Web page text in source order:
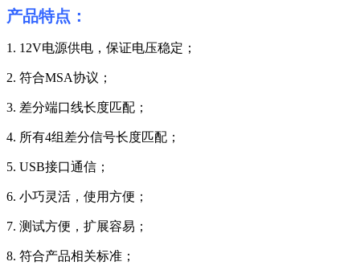
产品特点：
1. 12V电源供电，保证电压稳定；
2. 符合MSA协议；
3. 差分端口线长度匹配；
4. 所有4组差分信号长度匹配；
5. USB接口通信；
6. 小巧灵活，使用方便；
7. 测试方便，扩展容易；
8. 符合产品相关标准；